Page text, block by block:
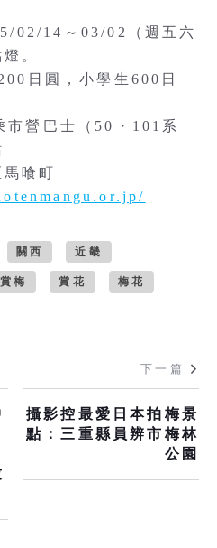
02/14～03/02（週五六
。
日圓，小學生600日
市營巴士（50・101系
馬喰町
關西 近畿
賞梅 賞花 梅花
下一篇
攝影控最愛日本拍梅景
點：三重縣員辨市梅林
公園